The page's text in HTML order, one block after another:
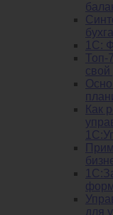
1C:
Топ-
свой
Как
для